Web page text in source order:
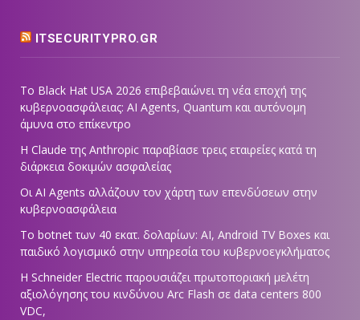
ITSECURITYPRO.GR
Το Black Hat USA 2026 επιβεβαιώνει τη νέα εποχή της
κυβερνοασφάλειας: AI Agents, Quantum και αυτόνομη
άμυνα στο επίκεντρο
Η Claude της Anthropic παραβίασε τρεις εταιρείες κατά τη
διάρκεια δοκιμών ασφαλείας
Οι AI Agents αλλάζουν τον χάρτη των επενδύσεων στην
κυβερνοασφάλεια
Το botnet των 40 εκατ. δολαρίων: AI, Android TV Boxes και
παιδικό λογισμικό στην υπηρεσία του κυβερνοεγκλήματος
Η Schneider Electric παρουσιάζει πρωτοποριακή μελέτη
αξιολόγησης του κινδύνου Arc Flash σε data centers 800
VDC,